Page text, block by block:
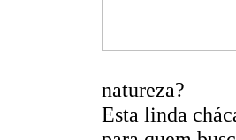
natureza?
Esta linda